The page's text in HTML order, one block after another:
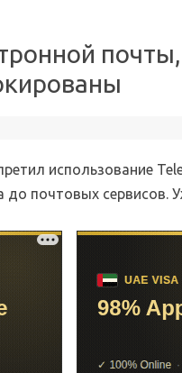
использование
до почтовых сервисов.